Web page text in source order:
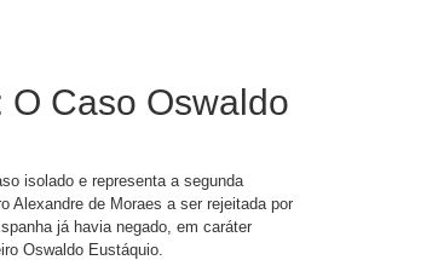
Caso Oswaldo
isolado e representa a segunda
Alexandre de Moraes a ser rejeitada por
já havia negado, em caráter
Oswaldo Eustáquio.